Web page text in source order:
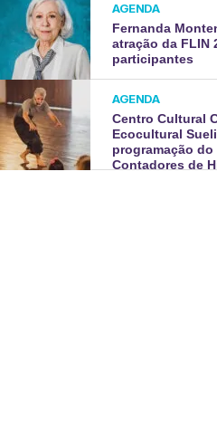
AGENDA
Fernanda
atração da FLIN
participantes
AGENDA
Centro Cultural
Ecocultural
programação
Contadores de